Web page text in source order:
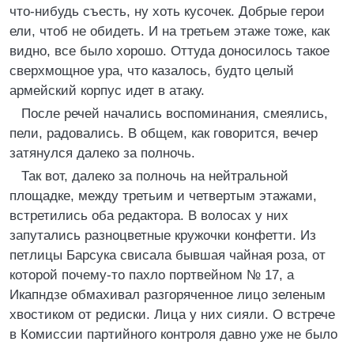
что-нибудь съесть, ну хоть кусочек. Добрые герои
ели, чтоб не обидеть. И на третьем этаже тоже, как
видно, все было хорошо. Оттуда доносилось такое
сверхмощное ура, что казалось, будто целый
армейский корпус идет в атаку.
После речей начались воспоминания, смеялись,
пели, радовались. В общем, как говорится, вечер
затянулся далеко за полночь.
Так вот, далеко за полночь на нейтральной
площадке, между третьим и четвертым этажами,
встретились оба редактора. В волосах у них
запутались разноцветные кружочки конфетти. Из
петлицы Барсука свисала бывшая чайная роза, от
которой почему-то пахло портвейном № 17, а
Икапндзе обмахивал разгоряченное лицо зеленым
хвостиком от редиски. Лица у них сияли. О встрече
в Комиссии партийного контроля давно уже не было